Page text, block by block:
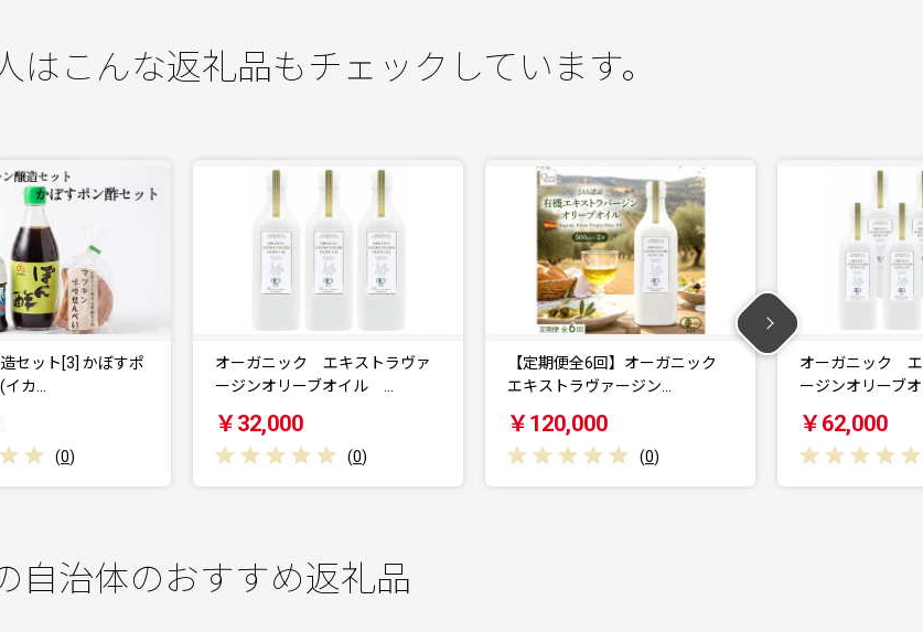
はこんな返礼品もチェックしています。
ガニック エキストラヴァ
ンオリーブオイル …
【定期便全6回】オーガニック
エキストラヴァージン…
￥120,000
オーガニック エキストラヴァ
ージンオリーブオイル …
￥62,000
オーガ
ージン
￥
自治体のおすすめ返礼品